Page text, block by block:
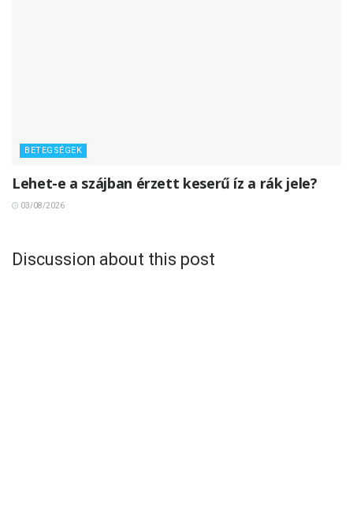
BETEGSÉGEK
Lehet-e a szájban érzett keserű íz a rák jele?
03/08/2026
Discussion about this post